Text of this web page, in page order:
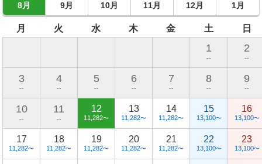
8月 9月 10月 11月 12月 1月
月 火 水 木 金 土 日
1
--
2
--
3
--
4
--
5
--
6
--
7
--
8
--
9
--
10
--
11
--
12
11,282〜
13
11,282〜
14
11,282〜
15
13,100〜
16
13,100〜
17
11,282〜
18
11,282〜
19
11,282〜
20
11,282〜
21
11,282〜
22
13,100〜
23
13,100〜